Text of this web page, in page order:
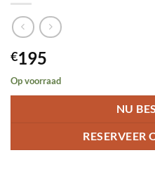
€195
Op voorraad
NU
RESERVEER